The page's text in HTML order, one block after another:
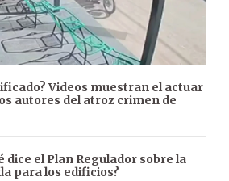
Videos muestran el actuar
autores del atroz crimen de
dice el Plan Regulador sobre la
para los edificios?